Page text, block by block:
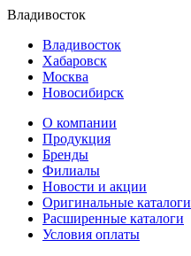
Владивосток
Владивосток
Хабаровск
Москва
Новосибирск
О компании
Продукция
Бренды
Филиалы
Новости и акции
Оригинальные каталоги
Расширенные каталоги
Условия оплаты